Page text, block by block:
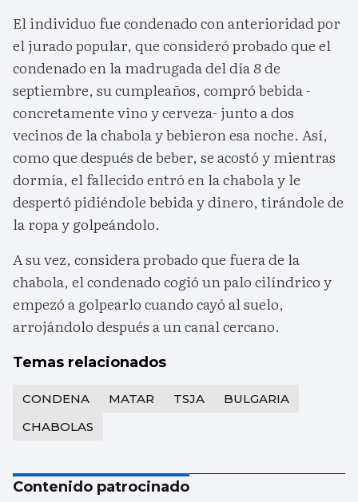
El individuo fue condenado con anterioridad por
el jurado popular, que consideró probado que el
condenado en la madrugada del día 8 de
septiembre, su cumpleaños, compró bebida -
concretamente vino y cerveza- junto a dos
vecinos de la chabola y bebieron esa noche. Así,
como que después de beber, se acostó y mientras
dormía, el fallecido entró en la chabola y le
despertó pidiéndole bebida y dinero, tirándole de
la ropa y golpeándolo.
A su vez, considera probado que fuera de la
chabola, el condenado cogió un palo cilíndrico y
empezó a golpearlo cuando cayó al suelo,
arrojándolo después a un canal cercano.
Temas relacionados
CONDENA MATAR TSJA
BULGARIA
CHABOLAS
Contenido patrocinado